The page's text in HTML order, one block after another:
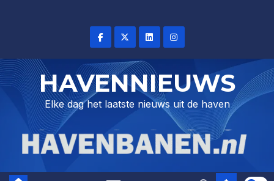
HAVENNIEUWS
Elke dag het laatste nieuws uit de haven